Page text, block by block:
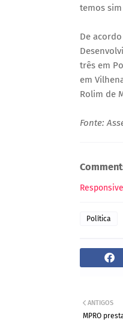
temos
De
três em
em
Rolim de
Fonte:
Política
ANTIGOS
MPRO